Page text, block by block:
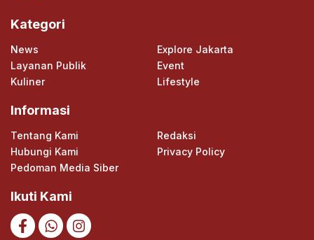
Kategori
News
Explore Jakarta
Layanan Publik
Event
Kuliner
Lifestyle
Informasi
Tentang Kami
Redaksi
Hubungi Kami
Privacy Policy
Pedoman Media Siber
Ikuti Kami